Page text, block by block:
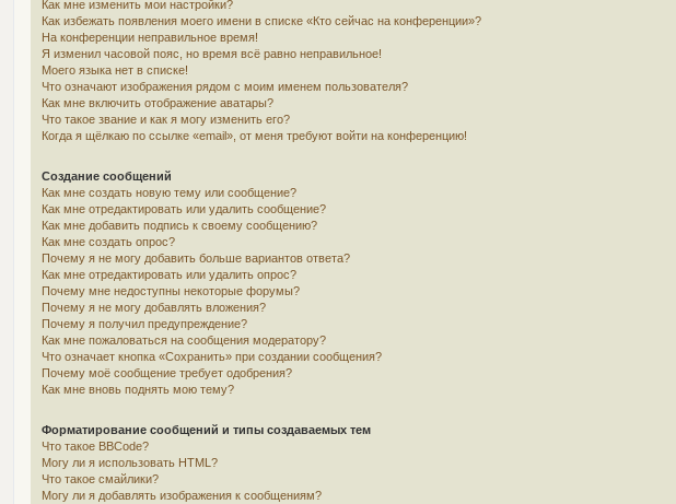
Как мне изменить мои настройки?
Как избежать появления моего имени в списке «Кто сейчас на конференции»?
На конференции неправильное время!
Я изменил часовой пояс, но время всё равно неправильное!
Моего языка нет в списке!
Что означают изображения рядом с моим именем пользователя?
Как мне включить отображение аватары?
Что такое звание и как я могу изменить его?
Когда я щёлкаю по ссылке «email», от меня требуют войти на конференцию!
Создание сообщений
Как мне создать новую тему или сообщение?
Как мне отредактировать или удалить сообщение?
Как мне добавить подпись к своему сообщению?
Как мне создать опрос?
Почему я не могу добавить больше вариантов ответа?
Как мне отредактировать или удалить опрос?
Почему мне недоступны некоторые форумы?
Почему я не могу добавлять вложения?
Почему я получил предупреждение?
Как мне пожаловаться на сообщения модератору?
Что означает кнопка «Сохранить» при создании сообщения?
Почему моё сообщение требует одобрения?
Как мне вновь поднять мою тему?
Форматирование сообщений и типы создаваемых тем
Что такое BBCode?
Могу ли я использовать HTML?
Что такое смайлики?
Могу ли я добавлять изображения к сообщениям?